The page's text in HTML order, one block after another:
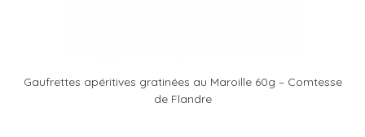
Gaufrettes apéritives gratinées au Maroille 60g – Comtesse
de Flandre